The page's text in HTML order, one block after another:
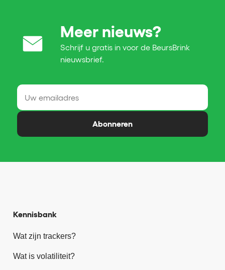
Meer nieuws?
Schrijf u gratis in voor de BeursBrink
nieuwsbrief.
Abonneren
Kennisbank
Wat zijn trackers?
Wat is volatiliteit?